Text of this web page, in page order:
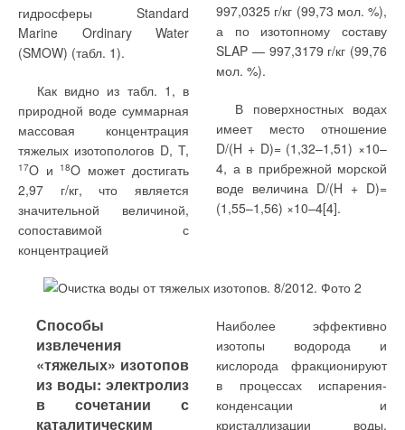
гидросферы Standard
Marine Ordinary Water
(SMOW) (табл. 1).
Как видно из табл. 1, в
природной воде суммарная
массовая концентрация
тяжелых изотопологов D, T,
17O и 18O может достигать
2,97 г/кг, что является
значительной величиной,
сопоставимой с
концентрацией
997,0325 г/кг (99,73 мол. %),
а по изотопному составу
SLAP — 997,3179 г/кг (99,76
мол. %).
В поверхностных водах
имеет место отношение
D/(H + D)= (1,32–1,51) ×10–
4, а в прибрежной морской
воде величина D/(H + D)=
(1,55–1,56) ×10–4[4].
Способы
извлечения
«тяжелых» изотопов
из воды: электролиз
в сочетании с
каталитическим
Наиболее эффективно
изотопы водорода и
кислорода фракционируют
в процессах испарения-
конденсации и
кристаллизации воды.
наружной стены) и № 2
(откос).
данные по изменению
значений наружной
температуры в период с 11
по 15 февраля 2010 г.
Показания приборов
записывались через каждые
10 мин., так что всего было
сделано 550 замеров. Легко
видеть, что отклонение t
превышает 2–3 °С в обе
уровня, что и дает
возможность считать
теплопередачу
стационарной без
значительной погрешности.
Вт].
Фактор формы может
быть использован для
о.усл
— условное
сопротивление стены
теплопередаче по ее глади
вдали от откосов и
теплопроводных включений.
Одна из зависимостей для
дифференциального
теплопроводности методом
конечных разностей с
использованием
разработанной автором
программы для ЭВМ на
языке Fortran. Графически